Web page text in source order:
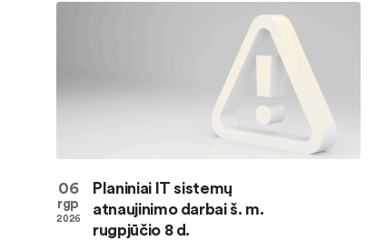
06
rgp
2026
Planiniai IT sistemų
atnaujinimo darbai š. m.
rugpjūčio 8 d.